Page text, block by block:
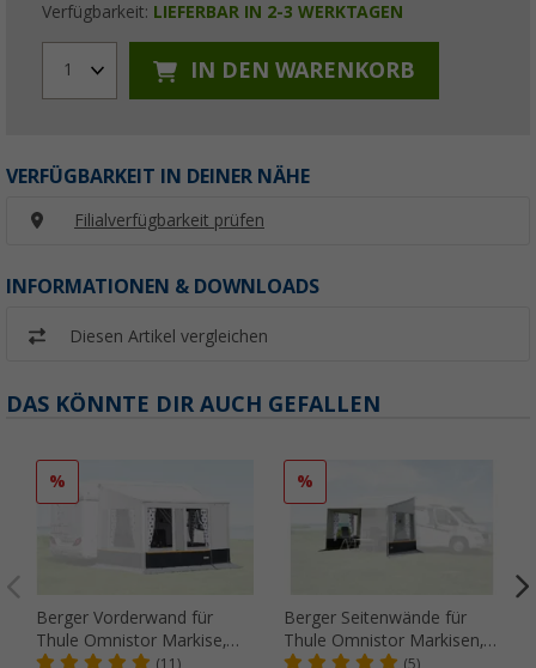
Verfügbarkeit: LIEFERBAR IN 2-3 WERKTAGEN
1 IN DEN WARENKORB
VERFÜGBARKEIT IN DEINER NÄHE
Filialverfügbarkeit prüfen
INFORMATIONEN & DOWNLOADS
Diesen Artikel vergleichen
DAS KÖNNTE DIR AUCH GEFALLEN
%
Berger Vorderwand für
Thule Omnistor Markise,
400 cm
%
Berger Seitenwände für
Thule Omnistor Markisen,
Anbauhöhe 240 - 260 cm (2